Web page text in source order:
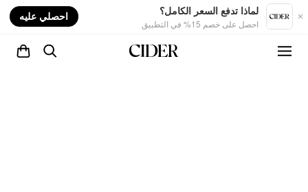
لماذا تدفع السعر الكامل؟
احصل على خصم 15% في التطبيق
احصلي عليه